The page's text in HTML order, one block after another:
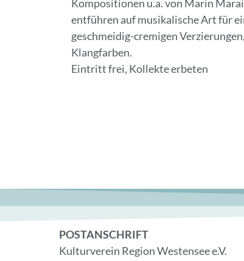
Kompositionen u.a. von Marin
entführen auf musikalische Art für
geschmeidig-cremigen
Klangfarben.
Eintritt frei, Kollekte erbeten
POSTANSCHRIFT
Kulturverein Region Westensee e.V.